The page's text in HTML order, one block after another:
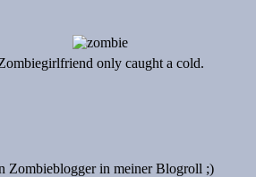
only caught a cold.
Zombieblogger in meiner Blogroll ;)